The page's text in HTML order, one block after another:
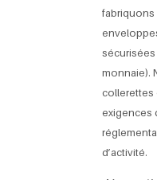
fabriquons
sécurisées
monnaie).
collerettes
exigences
d’activité.